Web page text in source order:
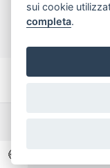
My Account
Dichiarazione di
🍪
sui cookie
completa.